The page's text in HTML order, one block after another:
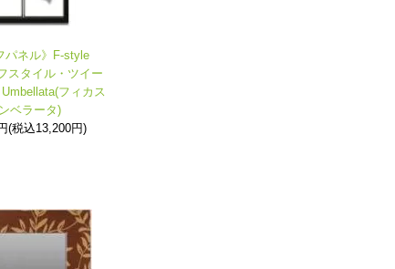
パネル》F-style
スタイル・ツイー
フィカス
ベラータ)
(税込13,200円)